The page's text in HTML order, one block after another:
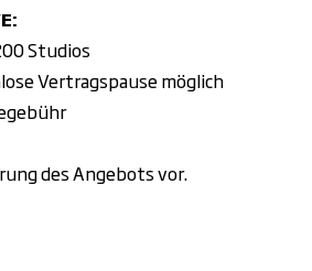
Studios
Vertragspause möglich
des Angebots vor.